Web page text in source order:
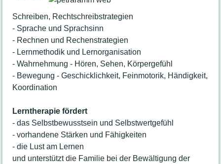
Stellenangebote
Raumvermietung
Galerie
Hausordnung
Entgeltordnung
Kontakt
Öffnungszeiten
Sprechzeiten
Schreiben, Rechtschreibstrategien
- Sprache und Sprachsinn
- Rechnen und Rechenstrategien
- Lernmethodik und Lernorganisation
- Wahrnehmung - Hören, Sehen, Körpergefühl
- Bewegung - Geschicklichkeit, Feinmotorik, Händigkeit,
Koordination
Lerntherapie fördert
- das Selbstbewusstsein und Selbstwertgefühl
- vorhandene Stärken und Fähigkeiten
- die Lust am Lernen
und unterstützt die Familie bei der Bewältigung der